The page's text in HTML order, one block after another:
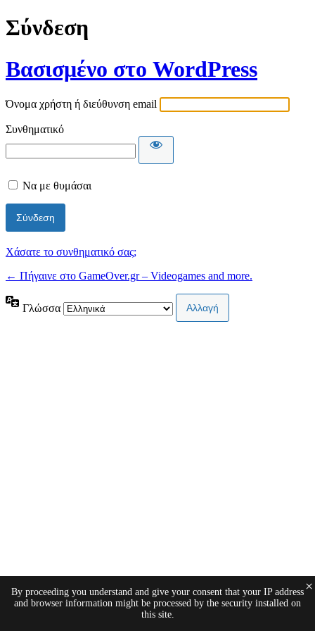
Σύνδεση
Βασισμένο στο WordPress
Όνομα χρήστη ή διεύθυνση email
Συνθηματικό
Να με θυμάσαι
Χάσατε το συνθηματικό σας;
← Πήγαινε στο GameOver.gr – Videogames and more.
Γλώσσα
By proceeding you understand and give your consent that your IP address
and browser information might be processed by the security installed on
this site.
×